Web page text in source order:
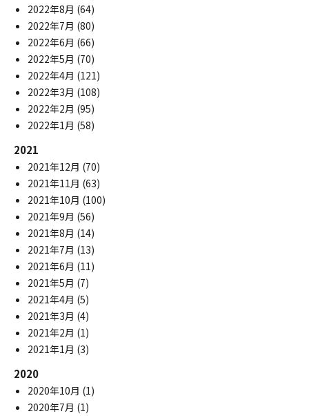
2022年8月 (64)
2022年7月 (80)
2022年6月 (66)
2022年5月 (70)
2022年4月 (121)
2022年3月 (108)
2022年2月 (95)
2022年1月 (58)
2021
2021年12月 (70)
2021年11月 (63)
2021年10月 (100)
2021年9月 (56)
2021年8月 (14)
2021年7月 (13)
2021年6月 (11)
2021年5月 (7)
2021年4月 (5)
2021年3月 (4)
2021年2月 (1)
2021年1月 (3)
2020
2020年10月 (1)
2020年7月 (1)